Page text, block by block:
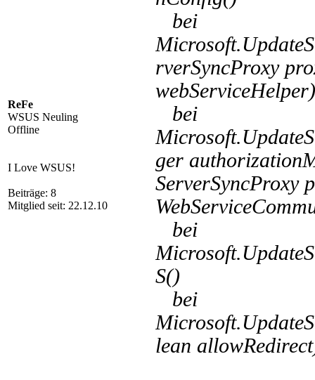
ReFe
WSUS Neuling
Offline
I Love WSUS!
Beiträge: 8
Mitglied seit: 22.12.10
bei
rverSyncProxy
webServiceHelper)
bei
ger
ServerSyncProxy
bei
S()
bei
lean